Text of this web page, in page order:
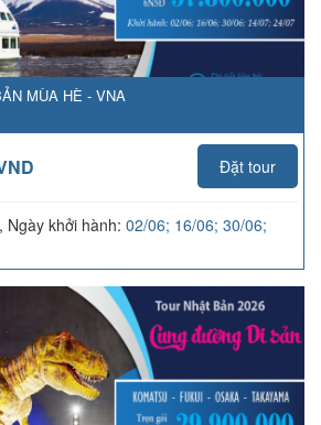
MÙA HÈ - VNA
Đặt tour
Ngày khởi hành: 02/06; 16/06; 30/06;